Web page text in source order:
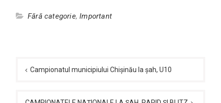
Fără categorie,Important
Campionatul municipiului Chișinău la șah, U10